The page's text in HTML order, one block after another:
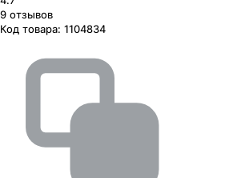
9 отзывов
Код товара: 1104834